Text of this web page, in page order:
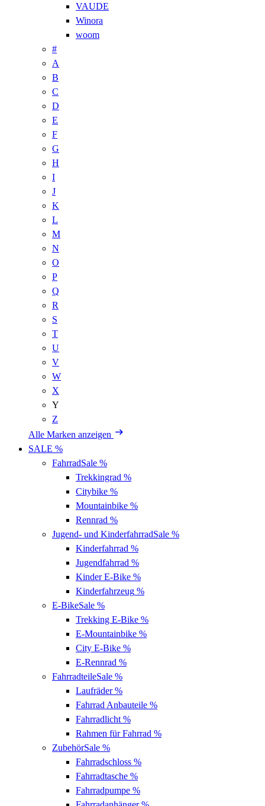
VAUDE
Winora
woom
#
A
B
C
D
E
F
G
H
I
J
K
L
M
N
O
P
Q
R
S
T
U
V
W
X
Y
Z
Alle Marken anzeigen
SALE %
FahrradSale %
Trekkingrad %
Citybike %
Mountainbike %
Rennrad %
Jugend- und KinderfahrradSale %
Kinderfahrrad %
Jugendfahrrad %
Kinder E-Bike %
Kinderfahrzeug %
E-BikeSale %
Trekking E-Bike %
E-Mountainbike %
City E-Bike %
E-Rennrad %
FahrradteileSale %
Laufräder%
Fahrrad Anbauteile %
Fahrradlicht %
Rahmen für Fahrrad %
ZubehörSale %
Fahrradschloss %
Fahrradtasche %
Fahrradpumpe %